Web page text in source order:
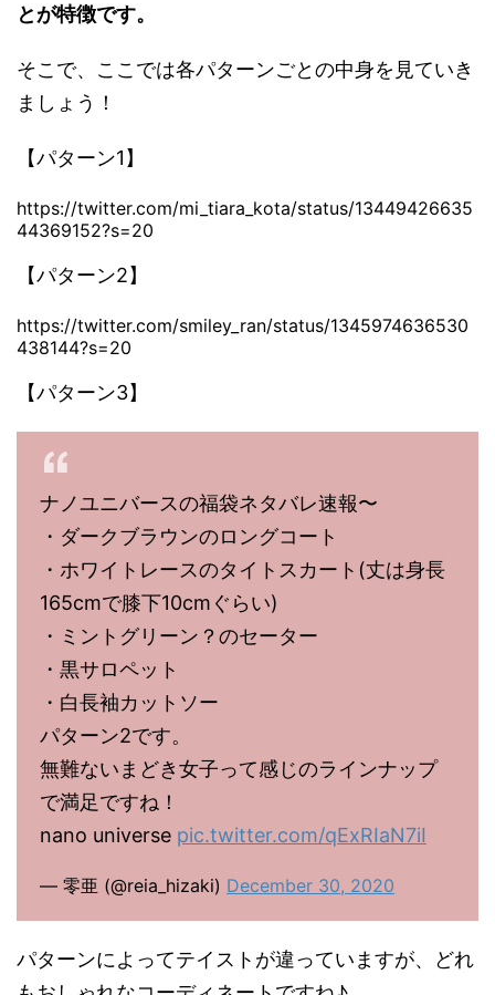
とが特徴です。
そこで、ここでは各パターンごとの中身を見ていき
ましょう！
【パターン1】
https://twitter.com/mi_tiara_kota/status/13449426635
44369152?s=20
【パターン2】
https://twitter.com/smiley_ran/status/1345974636530
438144?s=20
【パターン3】
ナノユニバースの福袋ネタバレ速報〜
・ダークブラウンのロングコート
・ホワイトレースのタイトスカート(丈は身長
165cmで膝下10cmぐらい)
・ミントグリーン？のセーター
・黒サロペット
・白長袖カットソー
パターン2です。
無難ないまどき女子って感じのラインナップ
で満足ですね！
nano universe pic.twitter.com/qExRIaN7iI
— 零亜 (@reia_hizaki) December 30, 2020
パターンによってテイストが違っていますが、どれ